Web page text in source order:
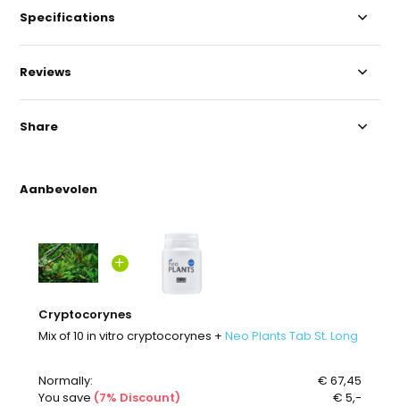
Aanbevolen
Cryptocorynes
Mix of 10 in vitro cryptocorynes + Neo Plants Tab St. Long
Normally:
€ 67,45
You save (7% Discount) € 5,-
Specifications
Reviews
Share